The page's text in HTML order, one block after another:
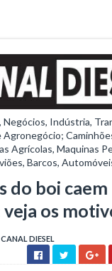
Negócios, Indústria,
Agronegócio;
Agrícolas, Maquinas
Barcos,
do boi caem
veja os
DIESEL